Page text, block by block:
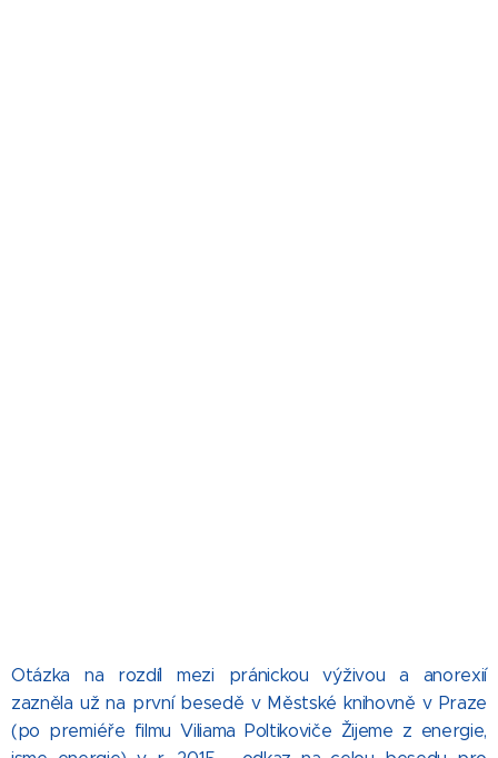
Otázka na rozdíl mezi pránickou výživou a anorexií
zazněla už na první besedě v Městské knihovně v Praze
(po premiéře filmu Viliama Poltikoviče Žijeme z energie,